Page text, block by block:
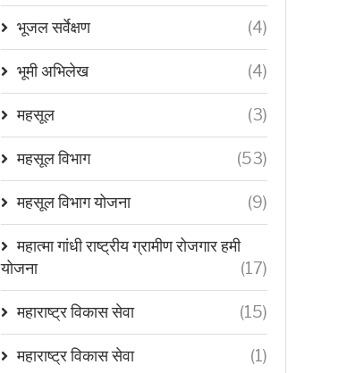
भूजल सर्वेक्षण (4)
भूमी अभिलेख (4)
महसूल (3)
महसूल विभाग (53)
महसूल विभाग योजना (9)
महात्मा गांधी राष्ट्रीय ग्रामीण रोजगार हमी
योजना
(17)
महाराष्ट्र विकास सेवा (15)
महाराष्ट्र विकास सेवा (1)